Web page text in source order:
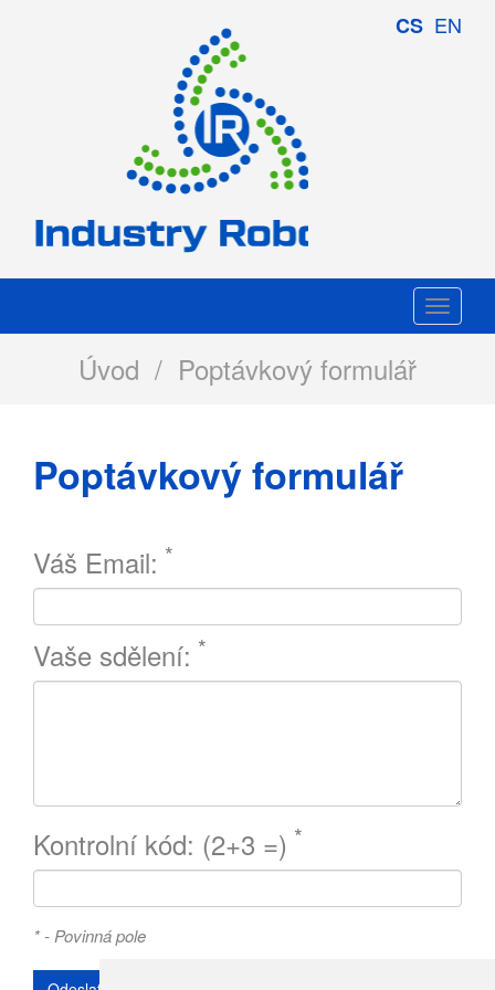
CS EN
Úvod / Poptávkový formulář
Poptávkový formulář
Váš Email:
Vaše sdělení:
Kontrolní kód: (2+3 =)
* - Povinná pole